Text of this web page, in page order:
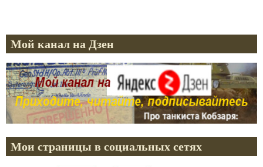
Мой канал на Дзен
Мои страницы в социальных сетях